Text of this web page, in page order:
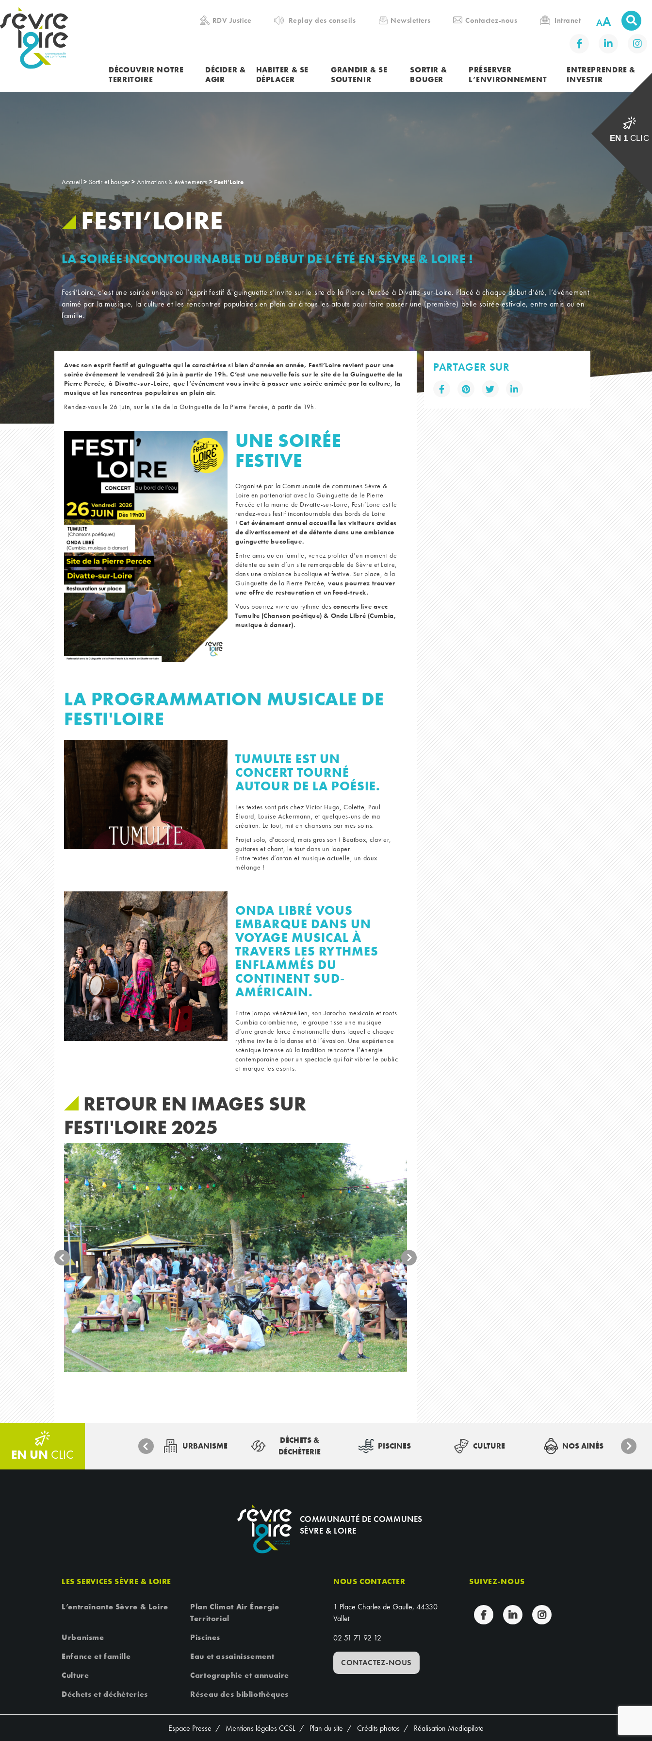
RECHERCHER UNE INFORMATION RDV Justice Replay des conseils Newsletters Contactez-nous Intranet A
DÉCOUVRIR NOTRE
TERRITOIRE
DÉCIDER &
AGIR
HABITER & SE
DÉPLACER
GRANDIR & SE
SOUTENIR
SORTIR &
BOUGER
PRÉSERVER
L’ENVIRONNEMENT
ENTREPRENDRE &
INVESTIR
Accueil > Sortir et bouger> Animations & événements > Festi’Loire
FESTI’LOIRE
LA SOIRÉE INCONTOURNABLE DU DÉBUT DE L’ÉTÉ EN SÈVRE & LOIRE !
Festi’Loire, c’est une soirée unique où l’esprit festif & guinguette s’invite sur le site de la Pierre Percée à Divatte-sur-Loire. Placé à chaque début d’été, l’événement
animé par la musique, la culture et les rencontres populaires en plein air à tous les atouts pour faire passer une (première) belle soirée estivale, entre amis ou en
famille.
Avec son esprit festif et guinguette qui le caractérise si bien d’année en année, Festi’Loire revient pour une
soirée événement le vendredi 26 juin à partir de 19h. C’est une nouvelle fois sur le site de la Guinguette de la
Pierre Percée, à Divatte-sur-Loire, que l’événement vous invite à passer une soirée animée par la culture, la
musique et les rencontres populaires en plein air.
Rendez-vous le 26 juin, sur le site de la Guinguette de la Pierre Percée, à partir de 19h.
UNE SOIRÉE
FESTIVE
Organisé par la Communauté de communes Sèvre &
Loire en partenariat avec la Guinguette de le Pierre
Percée et la mairie de Divatte-sur-Loire, Festi’Loire est le
rendez-vous festif incontournable des bords de Loire
!Cet événement annuel accueille les visiteurs avides
de divertissement et de détente dans une ambiance
guinguette bucolique.
Entre amis ou en famille, venez profiter d’un moment de
détente au sein d’un site remarquable de Sèvre et Loire,
dans une ambiance bucolique et festive. Sur place, à la
Guinguette de la Pierre Percée,vous pourrez trouver
une offre de restauration et un food-truck.
Vous pourrez vivre au rythme des concerts live avec
Tumulte (Chanson poétique) & Onda LIbré (Cumbia,
musique à danser).
LA PROGRAMMATION MUSICALE DE
FESTI'LOIRE
TUMULTE EST UN
CONCERT TOURNÉ
AUTOUR DE LA POÉSIE.
Les textes sont pris chez Victor Hugo, Colette, Paul
Éluard, Louise Ackermann, et quelques-uns de ma
création. Le tout, mit en chansons par mes soins.
Projet solo, d’accord, mais gros son ! Beatbox, clavier,
guitares et chant, le tout dans un looper.
Entre textes d’antan et musique actuelle, un doux
mélange !
ONDA LIBRÉ VOUS
EMBARQUE DANS UN
VOYAGE MUSICAL À
TRAVERS LES RYTHMES
ENFLAMMÉS DU
CONTINENT SUD-
AMÉRICAIN.
Entre joropo vénézuélien, son-Jarocho mexicain et roots
Cumbia colombienne, le groupe tisse une musique
d’une grande force émotionnelle dans laquelle chaque
rythme invite à la danse et à l’évasion. Une expérience
scénique intense où la tradition rencontre l’énergie
contemporaine pour un spectacle qui fait vibrer le public
et marque les esprits.
RETOUR EN IMAGES SUR
FESTI'LOIRE 2025
PARTAGER SUR
EN UN CLIC
URBANISME
DÉCHETS &
DÉCHÈTERIE
PISCINES CULTURE NOS AINÉS
COMMUNAUTÉ DE COMMUNES
SÈVRE & LOIRE
LES SERVICES SÈVRE & LOIRE
L’entraînante Sèvre & Loire
Plan Climat Air Énergie
Territorial
Urbanisme
Piscines
Enfance et famille
Eau et assainissement
Culture
Cartographie et annuaire
Déchets et déchèteries
Réseau des bibliothèques
NOUS CONTACTER
1 Place Charles de Gaulle, 44330
Vallet
02 51 71 92 12
CONTACTEZ-NOUS
SUIVEZ-NOUS
Espace Presse Mentions légales CCSL Plan du site Crédits photos Réalisation Mediapilote